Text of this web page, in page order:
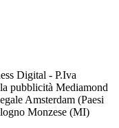
Digital - P.Iva
pubblicità Mediamond
Amsterdam (Paesi
Monzese (MI)